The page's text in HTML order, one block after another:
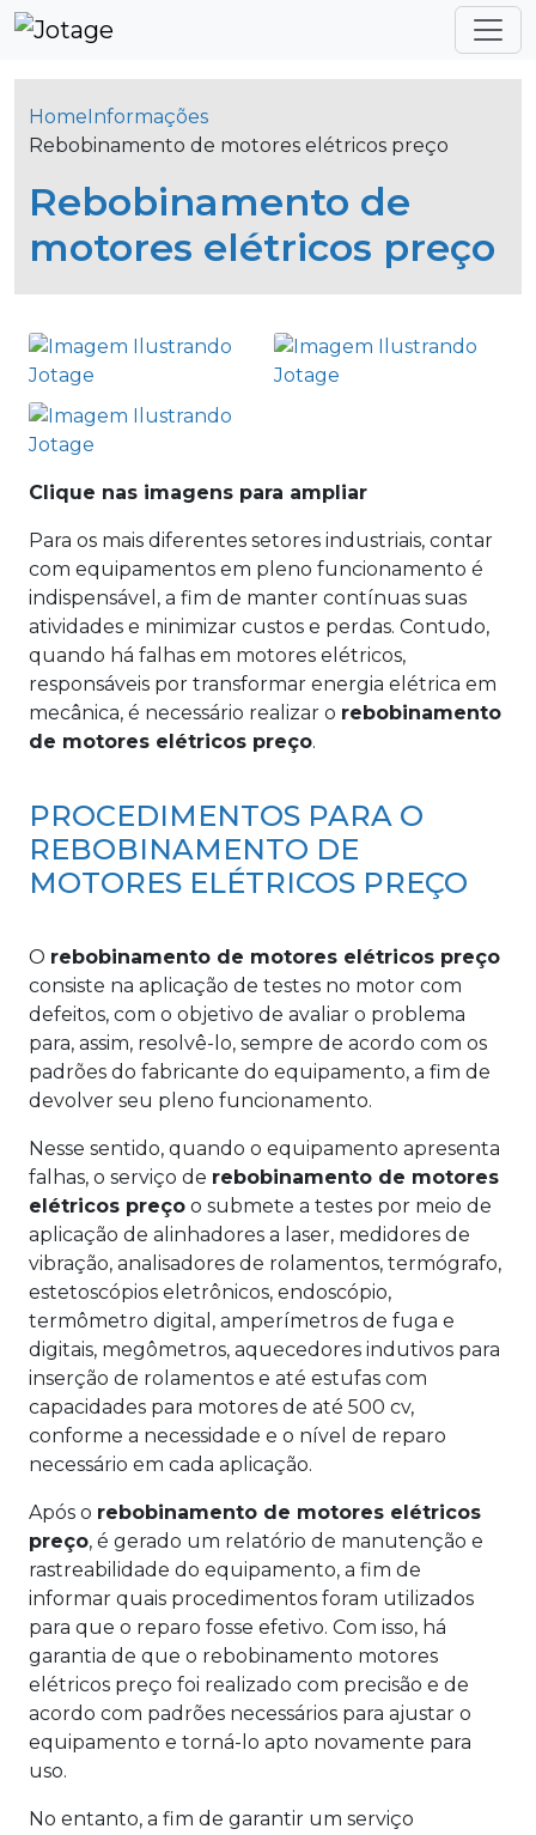
HomeInformações
Rebobinamento de motores elétricos preço
Rebobinamento de
motores elétricos preço
Clique nas imagens para ampliar
Para os mais diferentes setores industriais, contar
com equipamentos em pleno funcionamento é
indispensável, a fim de manter contínuas suas
atividades e minimizar custos e perdas. Contudo,
quando há falhas em motores elétricos,
responsáveis por transformar energia elétrica em
mecânica, é necessário realizar o rebobinamento
de motores elétricos preço.
PROCEDIMENTOS PARA O
REBOBINAMENTO DE
MOTORES ELÉTRICOS PREÇO
O rebobinamento de motores elétricos preço
consiste na aplicação de testes no motor com
defeitos, com o objetivo de avaliar o problema
para, assim, resolvê-lo, sempre de acordo com os
padrões do fabricante do equipamento, a fim de
devolver seu pleno funcionamento.
Nesse sentido, quando o equipamento apresenta
falhas, o serviço de rebobinamento de motores
elétricos preço o submete a testes por meio de
aplicação de alinhadores a laser, medidores de
vibração, analisadores de rolamentos, termógrafo,
estetoscópios eletrônicos, endoscópio,
termômetro digital, amperímetros de fuga e
digitais, megômetros, aquecedores indutivos para
inserção de rolamentos e até estufas com
capacidades para motores de até 500 cv,
conforme a necessidade e o nível de reparo
necessário em cada aplicação.
Após o rebobinamento de motores elétricos
preço, é gerado um relatório de manutenção e
rastreabilidade do equipamento, a fim de
informar quais procedimentos foram utilizados
para que o reparo fosse efetivo. Com isso, há
garantia de que o rebobinamento motores
elétricos preço foi realizado com precisão e de
acordo com padrões necessários para ajustar o
equipamento e torná-lo apto novamente para
uso.
No entanto, a fim de garantir um serviço